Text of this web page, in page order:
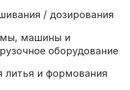
/ дозирования
машины и
оборудование
и формования